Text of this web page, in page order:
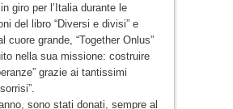
giro per l’Italia durante le
del libro “Diversi e divisi” e
cuore grande, “Together Onlus”
nella sua missione: costruire
grazie ai tantissimi
sono stati donati, sempre al